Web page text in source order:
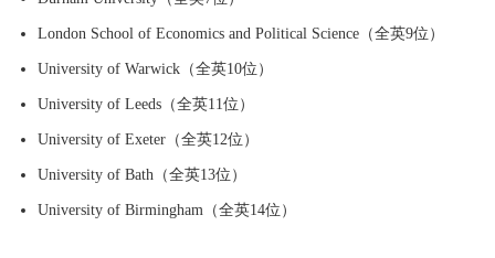
London School of Economics and Political Science（全英9位）
University of Warwick（全英10位）
University of Leeds（全英11位）
University of Exeter（全英12位）
University of Bath（全英13位）
University of Birmingham（全英14位）